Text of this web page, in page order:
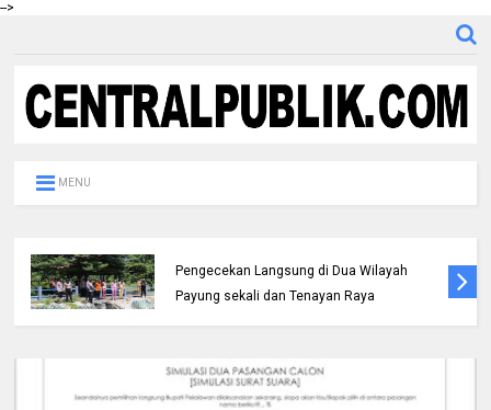
-->
MENU
Pengecekan Langsung di Dua Wilayah
Payung sekali dan Tenayan Raya